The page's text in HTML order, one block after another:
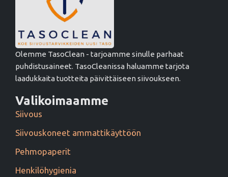
Olemme TasoClean - tarjoamme sinulle parhaat
puhdistusaineet. TasoCleanissa haluamme tarjota
laadukkaita tuotteita päivittäiseen siivoukseen.
Valikoimaamme
Siivous
Siivouskoneet ammattikäyttöön
Pehmopaperit
Henkilöhygienia